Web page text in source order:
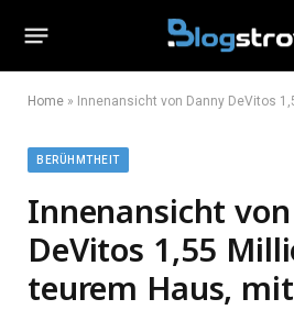
Home » Innenansicht von Danny DeVitos 1,55
BERÜHMTHEIT
Innenansicht
DeVitos 1,55
teurem Haus,